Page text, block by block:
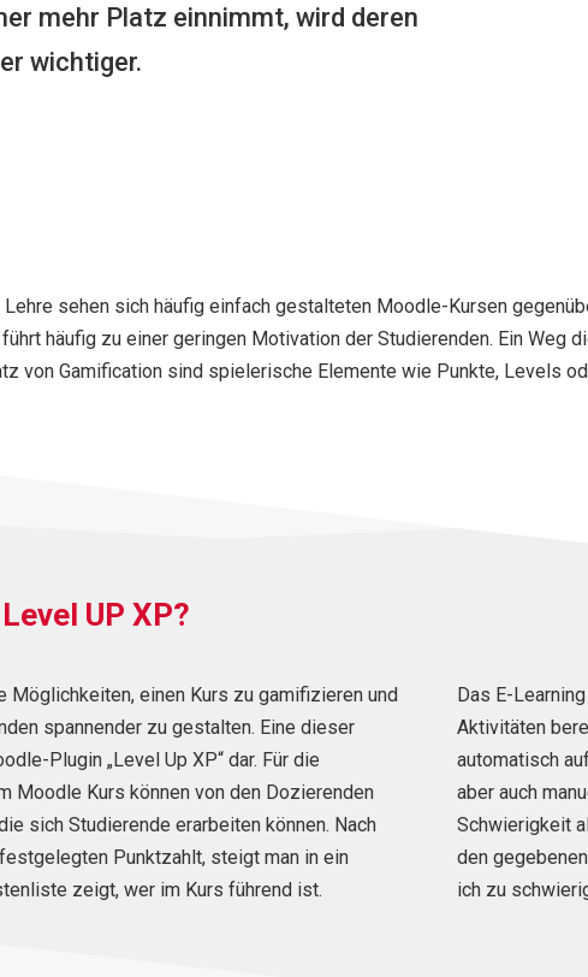
mehr Platz einnimmt, wird deren
wichtiger.
sehen sich häufig einfach gestalteten Moodle-Kursen
häufig zu einer geringen Motivation der Studierenden. Ein
von Gamification sind spielerische Elemente wie Punkte, Levels
UP XP?
einen Kurs zu gamifizieren und
spannender zu gestalten. Eine dieser
Plugin „Level Up XP“ dar. Für die
Moodle Kurs können von den Dozierenden
sich Studierende erarbeiten können. Nach
Punktzahlt, steigt man in ein
zeigt, wer im Kurs führend ist.
Das E-
Aktivitäten
automatisch
aber auch
Schwierigkeit
den
ich zu